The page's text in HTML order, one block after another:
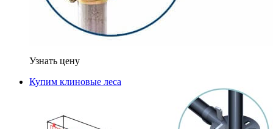
Узнать цену
Купим клиновые леса